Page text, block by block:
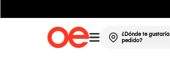
¿Dónde te
pedido?